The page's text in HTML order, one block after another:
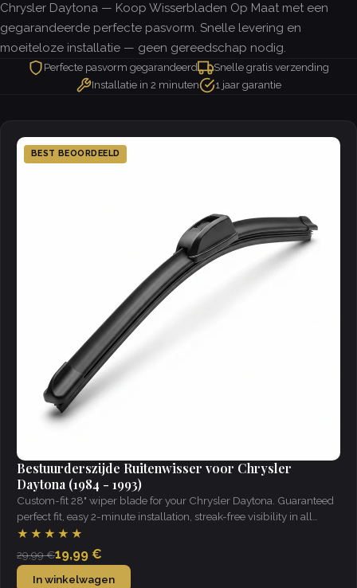
Chrysler Daytona — Koop Wisserbladen Op Maat met een
gegarandeerde perfecte pasvorm. Snelle levering en
moeiteloze installatie — geen gereedschap nodig.
Perfecte pasvorm gegarandeerd
Snelle gratis verzending
Installatie in 2 minuten
1 jaar garantie
BEST BEOORDEELD
Bestuurderszijde Ruitenwisser voor Chrysler
Daytona (1984 - 1993)
Custom-fit 28" wiper blade for your Chrysler Daytona. Guaranteed
perfect fit, easy 2-minute installation, streak-free visibility in all
weather.
★★★★★
29,99 €19,99 €
In winkelwagen